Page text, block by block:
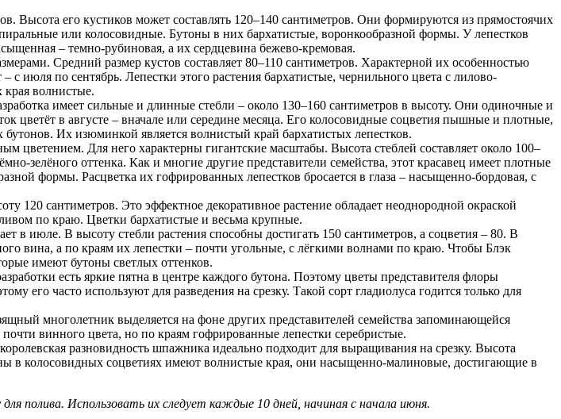
Высота его кустиков может составлять 120–140 сантиметров. Они формируются из прямостоячих
или колосовидные. Бутоны в них бархатистые, воронкообразной формы. У лепестков
– темно-рубиновая, а их сердцевина бежево-кремовая.
Средний размер кустов составляет 80–110 сантиметров. Характерной их особенностью
с июля по сентябрь. Лепестки этого растения бархатистые, чернильного цвета с лилово-
волнистые.
имеет сильные и длинные стебли – около 130–160 сантиметров в высоту. Они одиночные и
цветёт в августе – вначале или середине месяца. Его колосовидные соцветия пышные и плотные,
Их изюминкой является волнистый край бархатистых лепестков.
Для него характерны гигантские масштабы. Высота стеблей составляет около 100–
зелёного оттенка. Как и многие другие представители семейства, этот красавец имеет плотные
формы. Расцветка их гофрированных лепестков бросается в глаза – насыщенно-бордовая, с
сантиметров. Это эффектное декоративное растение обладает неоднородной окраской
по краю. Цветки бархатистые и весьма крупные.
в июле. В высоту стебли растения способны достигать 150 сантиметров, а соцветия – 80. В
вина, а по краям их лепестки – почти угольные, с лёгкими волнами по краю. Чтобы Блэк
имеют бутоны светлых оттенков.
есть яркие пятна в центре каждого бутона. Поэтому цветы представителя флоры
его часто используют для разведения на срезку. Такой сорт гладиолуса годится только для
многолетник выделяется на фоне других представителей семейства запоминающейся
винного цвета, но по краям гофрированные лепестки серебристые.
разновидность шпажника идеально подходит для выращивания на срезку. Высота
в колосовидных соцветиях имеют волнистые края, они насыщенно-малиновые, достигающие в
полива. Использовать их следует каждые 10 дней, начиная с начала июня.